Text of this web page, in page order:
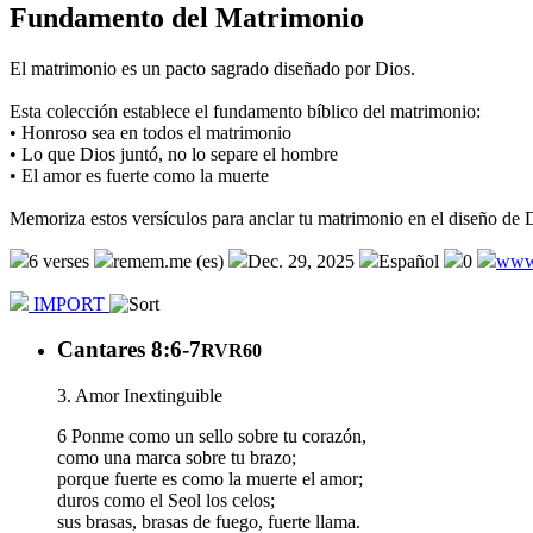
Fundamento del Matrimonio
El matrimonio es un pacto sagrado diseñado por Dios.
Esta colección establece el fundamento bíblico del matrimonio:
• Honroso sea en todos el matrimonio
• Lo que Dios juntó, no lo separe el hombre
• El amor es fuerte como la muerte
Memoriza estos versículos para anclar tu matrimonio en el diseño de
6 verses remem.me (es) Dec. 29, 2025 Español 0
IMPORT
Cantares 8:6-7RVR60
3. Amor Inextinguible
6 Ponme como un sello sobre tu corazón,
como una marca sobre tu brazo;
porque fuerte es como la muerte el amor;
duros como el Seol los celos;
sus brasas, brasas de fuego, fuerte llama.